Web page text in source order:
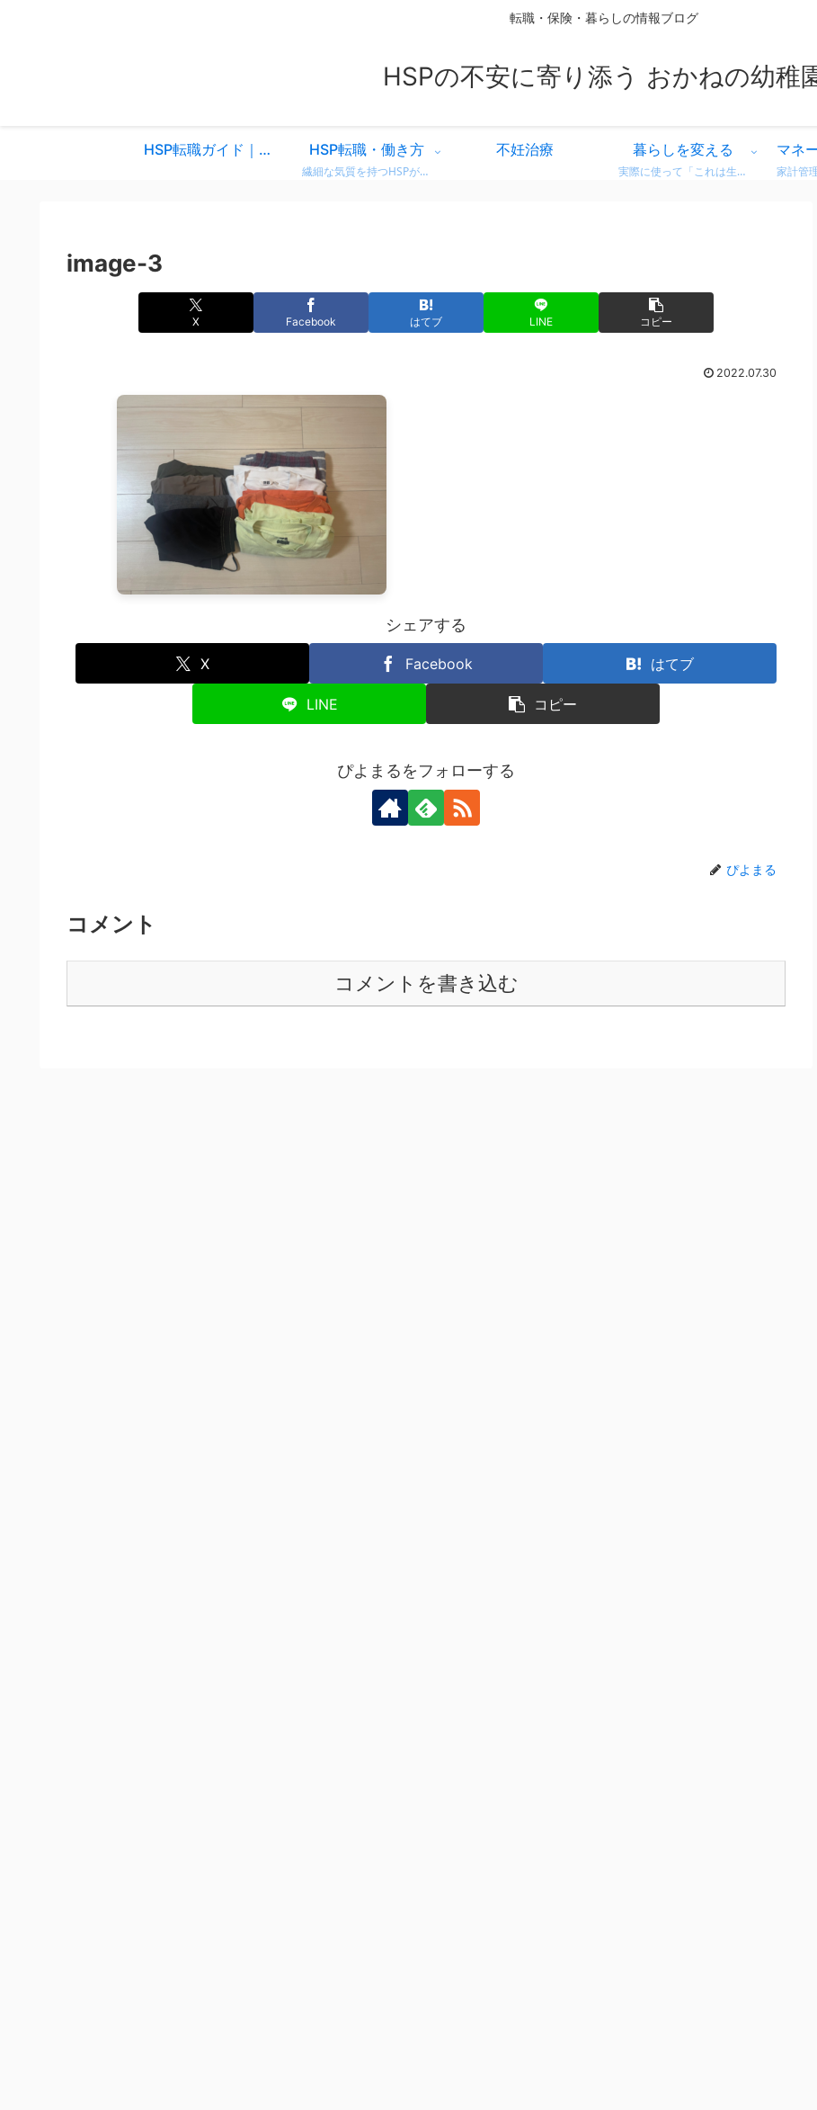
転職・保険・暮らしの情報ブログ
HSPの不安に寄り添う おかねの幼稚
HSP転職ガイド｜仕事を変えるべきか迷ったときに読む、共感と気づきのスタートページ HSP転職・働き方
繊細な気質を持つHSPが、自分に合った働き方を見つけるための情報をまとめています。 営業職での転職体験談や、向いている仕事・避けたい職場の特徴など、リアルな視点からお届け。 「もう我慢しない」働き方を一緒に考えてみませんか？
不妊治療 暮らしを変える
実際に使って「これは生活が変わった！」と感じた商品・サービスのレビューをまとめています。 デロンギのコーヒーマシンやドラム式洗濯機など、日常がちょっと豊かになるリアルな使用感をお届け。 迷っている方の参考になればうれしいです。
マネ
image-3
X Facebook はてブ LINE コピー
2022.07.30
シェアする
X Facebook はてブ
LINE コピー
ぴよまるをフォローする
ぴよまる
コメント
コメントを書き込む